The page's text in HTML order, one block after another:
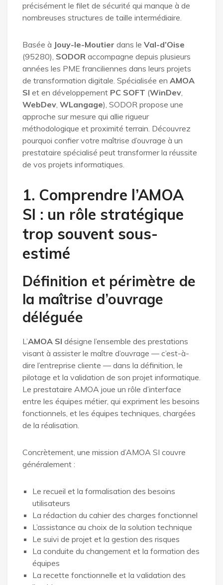
précisément le filet de sécurité qui manque à de
nombreuses structures de taille intermédiaire.
Basée à Jouy-le-Moutier dans le Val-d’Oise
(95280), SODOR accompagne depuis plusieurs
années les PME franciliennes dans leurs projets
de transformation digitale. Spécialisée en AMOA
SI et en développement PC SOFT (WinDev,
WebDev, WLangage), SODOR propose une
approche sur mesure qui allie rigueur
méthodologique et proximité terrain. Découvrez
pourquoi confier votre maîtrise d’ouvrage à un
prestataire spécialisé peut transformer la réussite
de vos projets informatiques.
1. Comprendre l’AMOA
SI : un rôle stratégique
trop souvent sous-
estimé
Définition et périmètre de
la maîtrise d’ouvrage
déléguée
L’AMOA SI désigne l’ensemble des prestations
visant à assister le maître d’ouvrage — c’est-à-
dire l’entreprise cliente — dans la définition, le
pilotage et la validation de son projet informatique.
Le prestataire AMOA joue un rôle d’interface
entre les équipes métier, qui expriment les besoins
fonctionnels, et les équipes techniques, chargées
de la réalisation.
Concrètement, une mission d’AMOA SI couvre
généralement :
Le recueil et la formalisation des besoins
utilisateurs
La rédaction du cahier des charges fonctionnel
L’assistance au choix de la solution technique
Le suivi de projet et la gestion des risques
La conduite du changement et la formation des
équipes
La recette fonctionnelle et la validation des